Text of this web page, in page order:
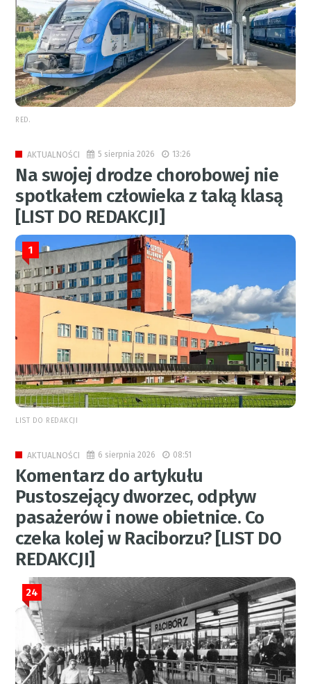
RED.
AKTUALNOŚCI 5 sierpnia 2026 13:26
Na swojej drodze chorobowej nie
spotkałem człowieka z taką klasą
[LIST DO REDAKCJI]
1
LIST DO REDAKCJI
AKTUALNOŚCI 6 sierpnia 2026 08:51
Komentarz do artykułu
Pustoszejący dworzec, odpływ
pasażerów i nowe obietnice. Co
czeka kolej w Raciborzu? [LIST DO
REDAKCJI]
24